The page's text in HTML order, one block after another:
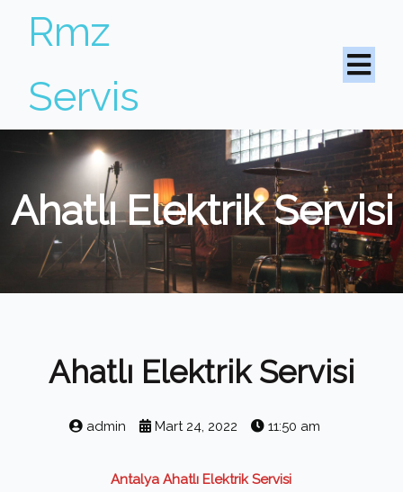
Rmz
Servis
Ahatlı Elektrik Servisi
Ahatlı Elektrik Servisi
admin Mart 24, 2022 11:50 am
Antalya Ahatlı Elektrik Servisi